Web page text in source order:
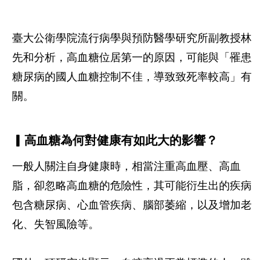
臺大公衛學院流行病學與預防醫學研究所副教授林
先和分析，高血糖位居第一的原因，可能與「罹患
糖尿病的國人血糖控制不佳，導致致死率較高」有
關。
▎高血糖為何對健康有如此大的影響？
一般人關注自身健康時，相當注重高血壓、高血
脂，卻忽略高血糖的危險性，其可能衍生出的疾病
包含糖尿病、心血管疾病、腦部萎縮，以及增加老
化、失智風險等。